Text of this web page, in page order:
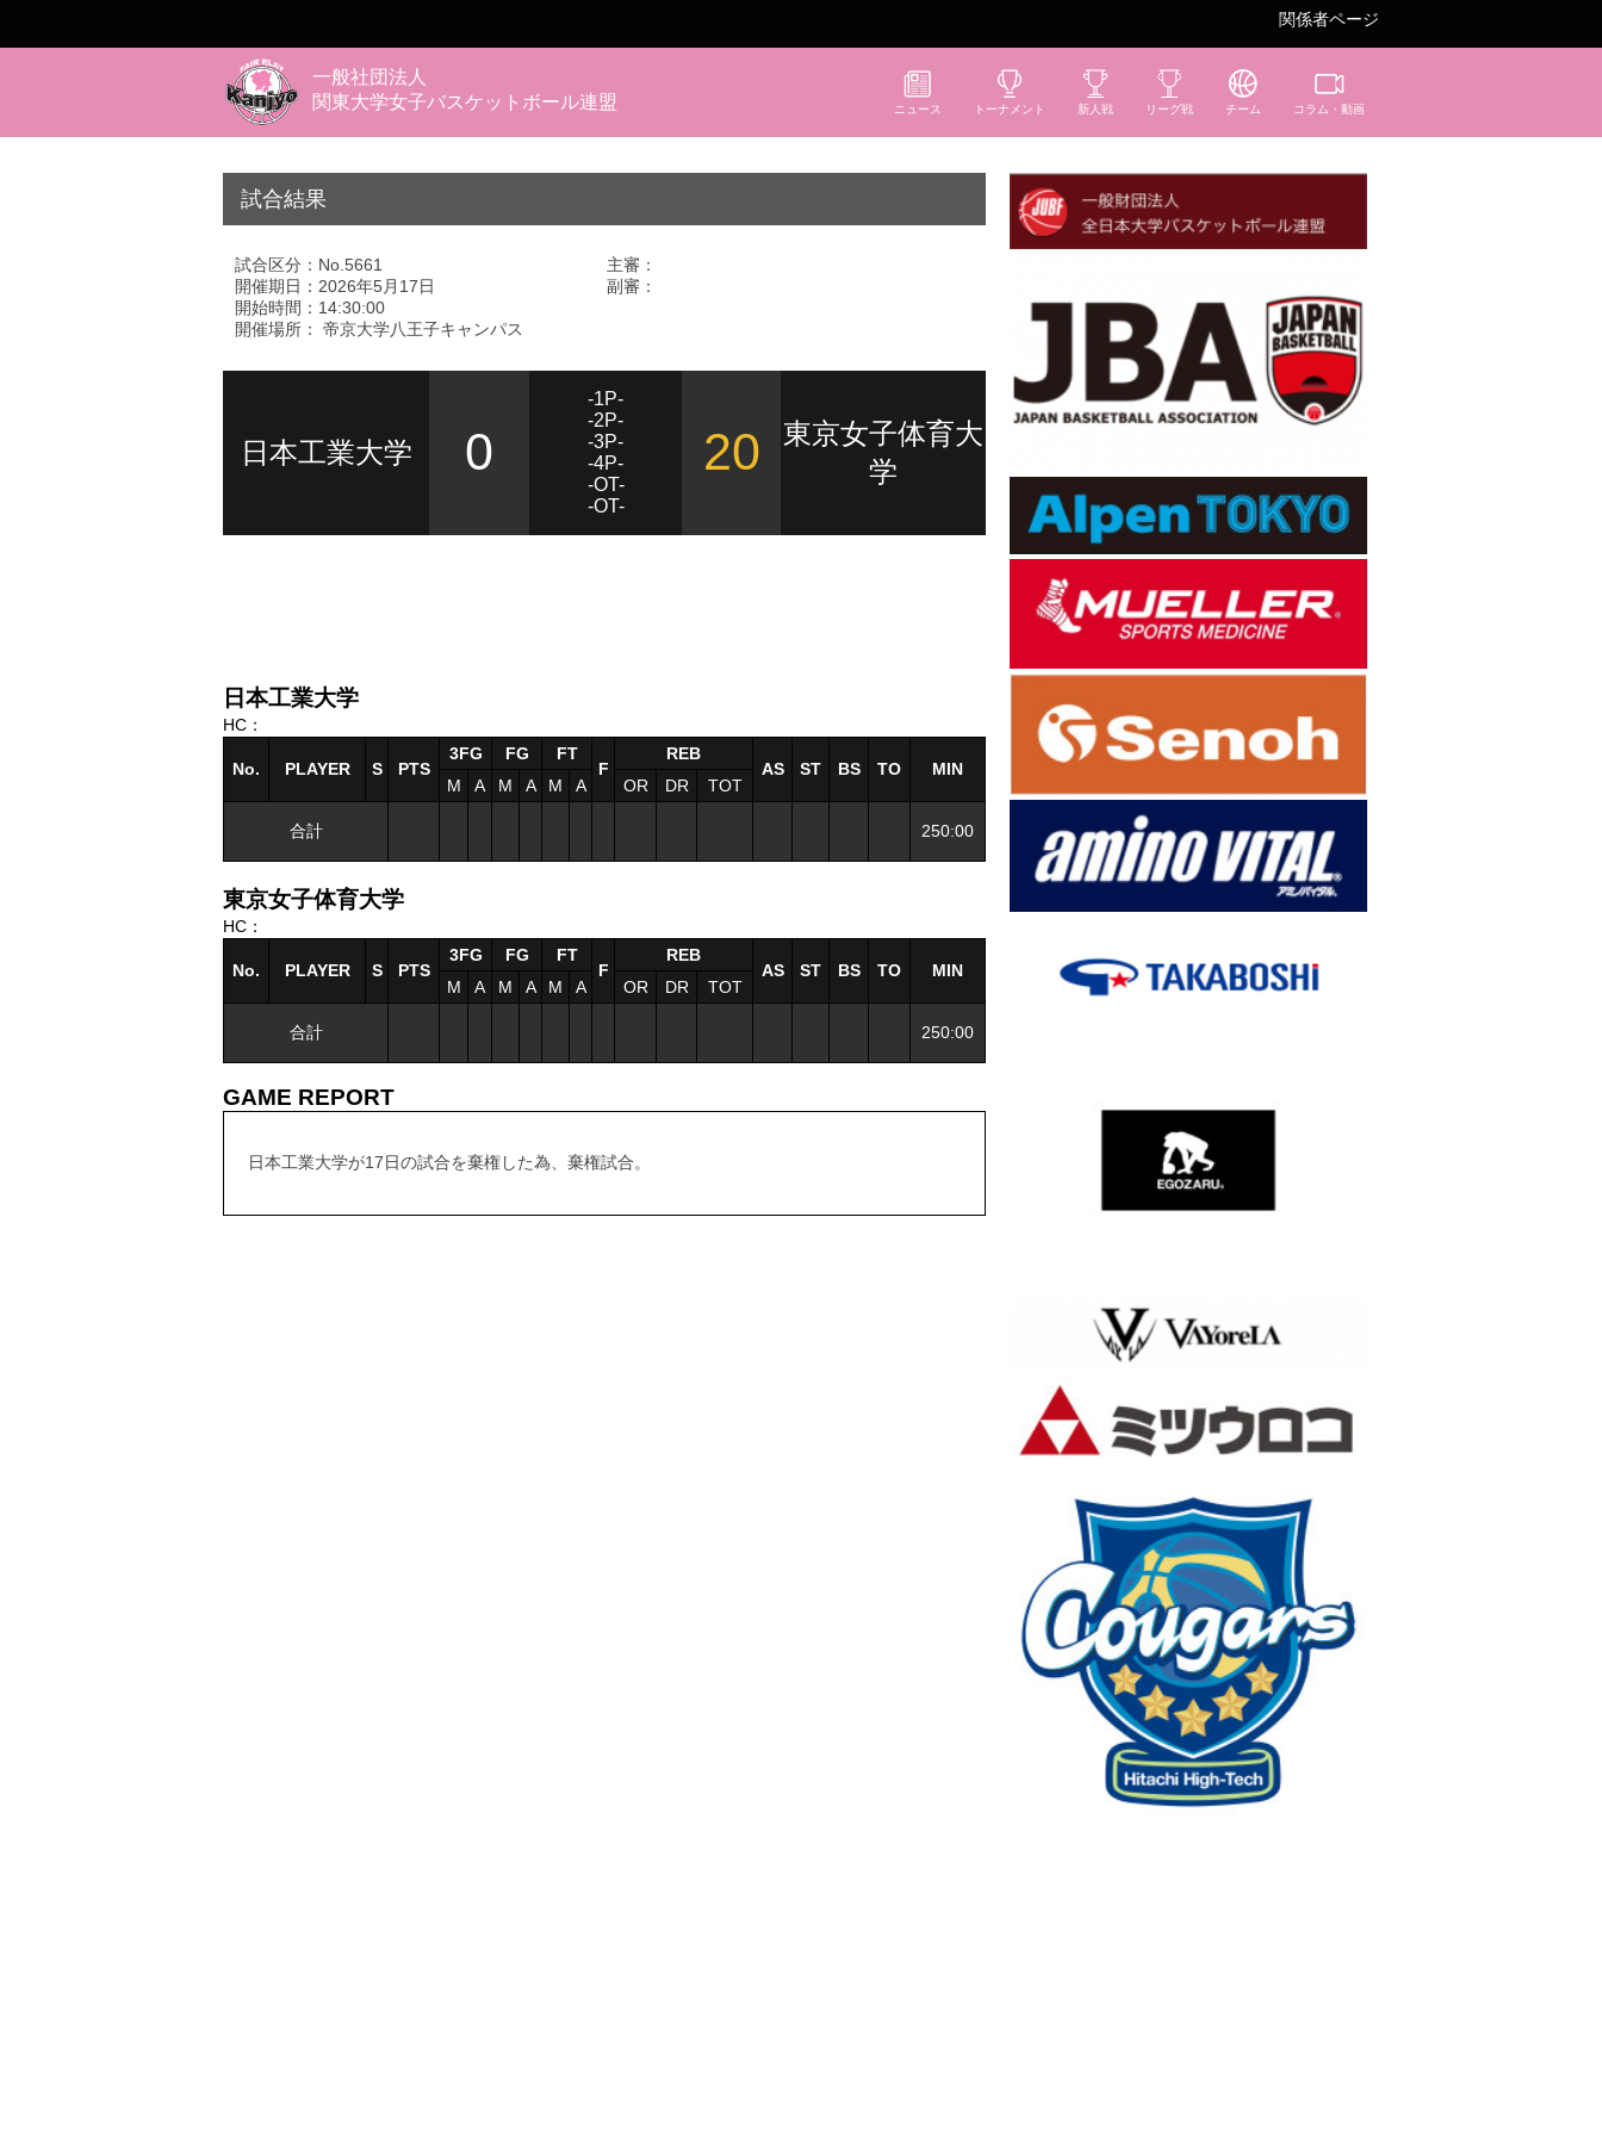
関係者ページ
一般社団法人
関東大学女子バスケットボール連盟
ニュース トーナメント 新人戦 リーグ戦 チーム コラム・動画
試合結果
試合区分：No.5661
開催期日：2026年5月17日
開始時間：14:30:00
開催場所： 帝京大学八王子キャンパス
主審：
副審：
日本工業大学 0
-1P-
-2P-
-3P-
-4P-
-OT-
-OT-
20
東京女子体育大
学
日本工業大学
HC：
No. PLAYER S PTS
3FG FG
FT
F
REB
AS
ST BS TO
MIN
M
A M A M A OR DR TOT
合計 250:00
東京女子体育大学
HC：
No. PLAYER S PTS
3FG FG
FT
F
REB
AS
ST BS TO
MIN
M
A M A M A OR DR TOT
合計 250:00
GAME REPORT
日本工業大学が17日の試合を棄権した為、棄権試合。